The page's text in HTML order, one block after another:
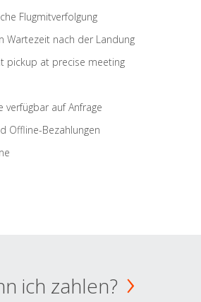
Flugmitverfolgung
Wartezeit nach der Landung
pickup at precise meeting
verfügbar auf Anfrage
Offline-Bezahlungen
ich zahlen?